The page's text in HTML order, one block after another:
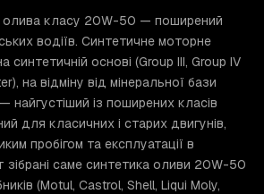
олива класу 20W-50 — поширений
водіїв. Синтетичне моторне
основі (Group III, Group IV
на відміну від мінеральної бази
найгустіший із поширених класів
для класичних і старих двигунів,
пробігом та експлуатації в
зібрані саме синтетика оливи 20W-50
(Motul, Castrol, Shell, Liqui Moly,